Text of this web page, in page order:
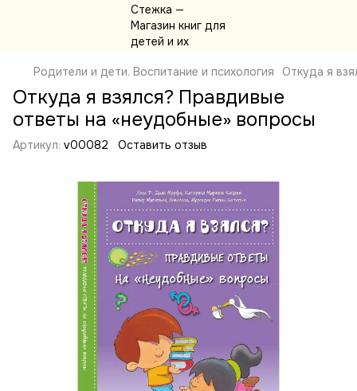
Родители и дети. Воспитание и психология Откуда я
Откуда я взялся? Правдивые
ответы на «неудобные» вопросы
Артикул: v00082 Оставить отзыв